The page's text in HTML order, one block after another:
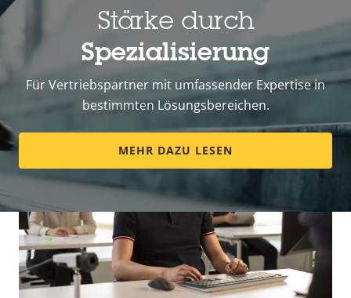
unser Partnerweb bieten exklusive Informationen,
um Sie auf dem Laufenden zu halten, sodass Sie
immer einen Schritt voraus sind.
Stärke durch
Spezialisierung
Für Vertriebspartner mit umfassender Expertise in
bestimmten Lösungsbereichen.
MEHR DAZU LESEN
Partner über die